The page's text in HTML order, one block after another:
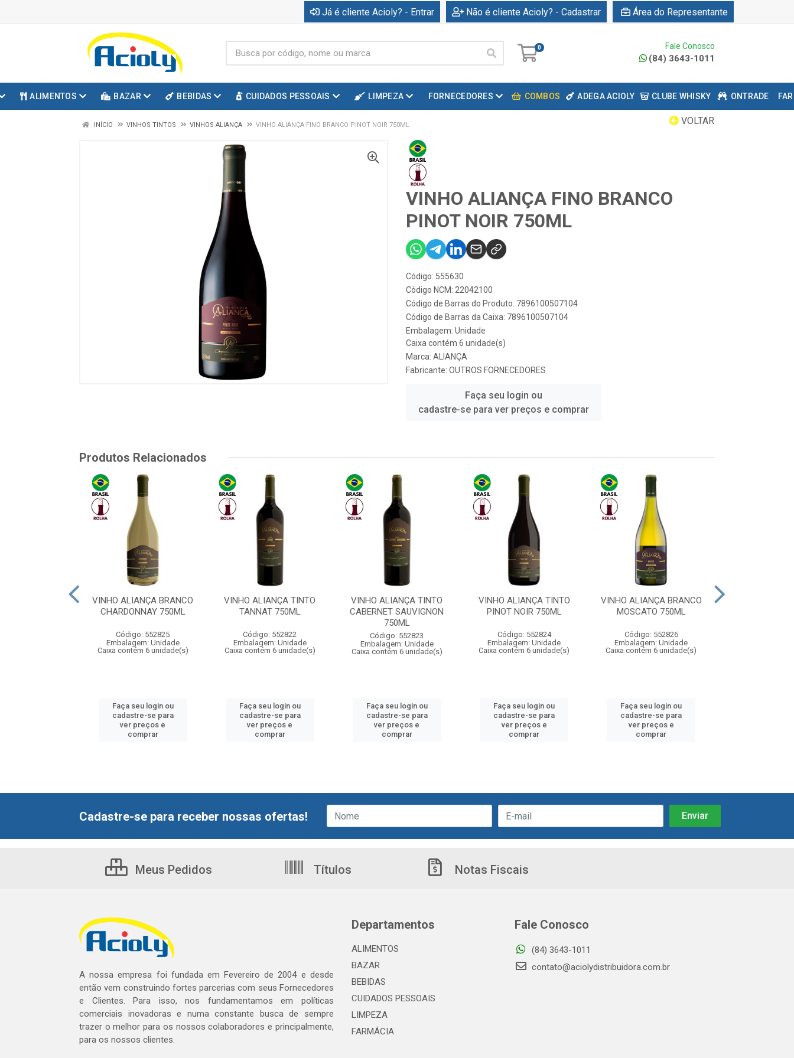
Já é cliente Acioly? - Entrar Não é cliente Acioly? - Cadastrar Área do Representante
0 Fale Conosco
(84) 3643-1011
ALIMENTOS BAZAR BEBIDAS CUIDADOS PESSOAIS LIMPEZA FORNECEDORES COMBOS ADEGA ACIOLY CLUBE WHISKY ONTRADE
VOLTAR
INÍCIO VINHOS TINTOS VINHOS ALIANÇA VINHO ALIANÇA FINO BRANCO PINOT NOIR 750ML
VINHO ALIANÇA FINO BRANCO
PINOT NOIR 750ML
Código: 555630
Código NCM: 22042100
Código de Barras do Produto: 7896100507104
Código de Barras da Caixa: 7896100507104
Embalagem: Unidade
Caixa contém 6 unidade(s)
Marca: ALIANÇA
Fabricante: OUTROS FORNECEDORES
Faça seu login ou
cadastre-se para ver preços e comprar
Produtos Relacionados
VINHO ALIANÇA BRANCO
CHARDONNAY 750ML
Código: 552825
Embalagem: Unidade
Caixa contém 6 unidade(s)
Faça seu login ou
cadastre-se para
ver preços e
comprar
VINHO ALIANÇA TINTO
TANNAT 750ML
Código: 552822
Embalagem: Unidade
Caixa contém 6 unidade(s)
Faça seu login ou
cadastre-se para
ver preços e
comprar
VINHO ALIANÇA TINTO
CABERNET SAUVIGNON
750ML
Código: 552823
Embalagem: Unidade
Caixa contém 6 unidade(s)
Faça seu login ou
cadastre-se para
ver preços e
comprar
VINHO ALIANÇA TINTO
PINOT NOIR 750ML
Código: 552824
Embalagem: Unidade
Caixa contém 6 unidade(s)
Faça seu login ou
cadastre-se para
ver preços e
comprar
VINHO ALIANÇA BRANCO
MOSCATO 750ML
Código: 552826
Embalagem: Unidade
Caixa contém 6 unidade(s)
Faça seu login ou
cadastre-se para
ver preços e
comprar
Cadastre-se para receber nossas ofertas!
Meus Pedidos Títulos Notas Fiscais
A nossa empresa foi fundada em Fevereiro de 2004 e desde
então vem construindo fortes parcerias com seus Fornecedores
e Clientes. Para isso, nos fundamentamos em políticas
comerciais inovadoras e numa constante busca de sempre
trazer o melhor para os nossos colaboradores e principalmente,
para os nossos clientes.
Departamentos
ALIMENTOS
BAZAR
BEBIDAS
CUIDADOS PESSOAIS
LIMPEZA
FARMÁCIA
Fale Conosco
(84) 3643-1011
contato@aciolydistribuidora.com.br